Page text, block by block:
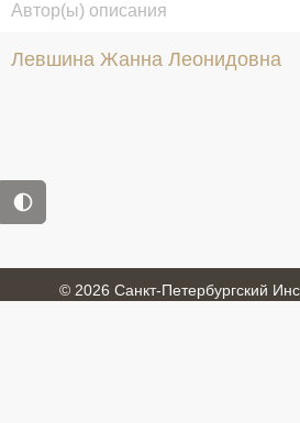
Автор(ы) описания
Левшина Жанна Леонидовна
© 2026 Санкт-Петербургский